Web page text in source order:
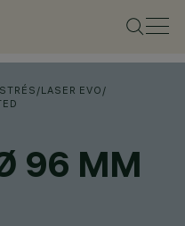
/LASER EVO /
96 MM